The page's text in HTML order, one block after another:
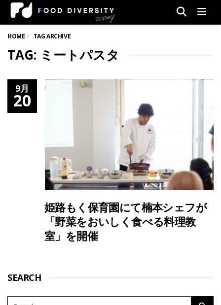
HOME TAG ARCHIVE
TAG: ミートパスタ
9月
20
姫路もく保育園にて楠本シェフが
「野菜をおいしく食べる料理教
室」を開催
SEARCH